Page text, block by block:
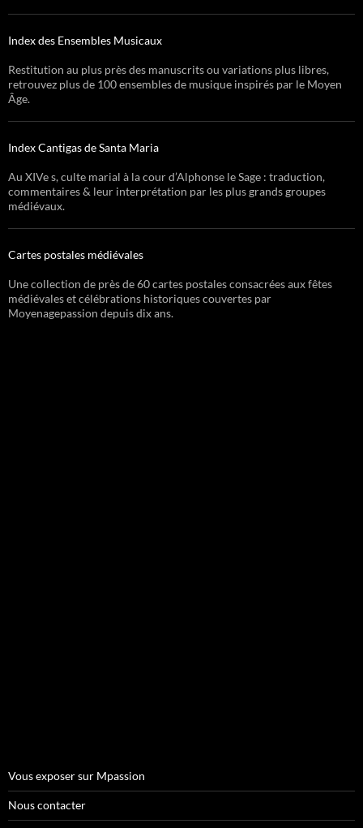
Index des Ensembles Musicaux
Restitution au plus près des manuscrits ou variations plus libres,
retrouvez plus de 100 ensembles de musique inspirés par le Moyen
Âge.
Index Cantigas de Santa Maria
Au XIVe s, culte marial à la cour d’Alphonse le Sage : traduction,
commentaires & leur interprétation par les plus grands groupes
médiévaux.
Cartes postales médiévales
Une collection de près de 60 cartes postales consacrées aux fêtes
médiévales et célébrations historiques couvertes par
Moyenagepassion depuis dix ans.
Vous exposer sur Mpassion
Nous contacter